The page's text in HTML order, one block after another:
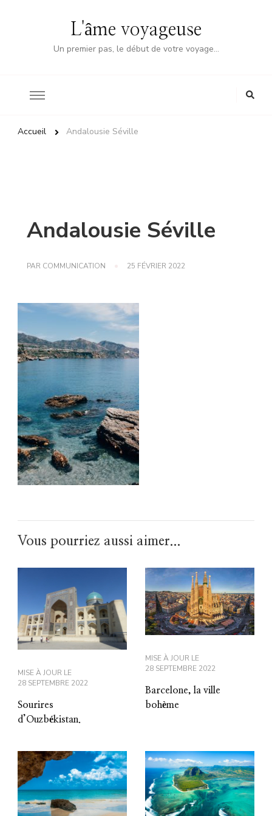
L'âme voyageuse
Un premier pas, le début de votre voyage…
Accueil Andalousie Séville
Andalousie Séville
PAR COMMUNICATION 25 FÉVRIER 2022
Vous pourriez aussi aimer...
MISE À JOUR LE
28 SEPTEMBRE 2022
Sourires
d’Ouzbékistan.
MISE À JOUR LE
28 SEPTEMBRE 2022
Barcelone, la ville
bohème